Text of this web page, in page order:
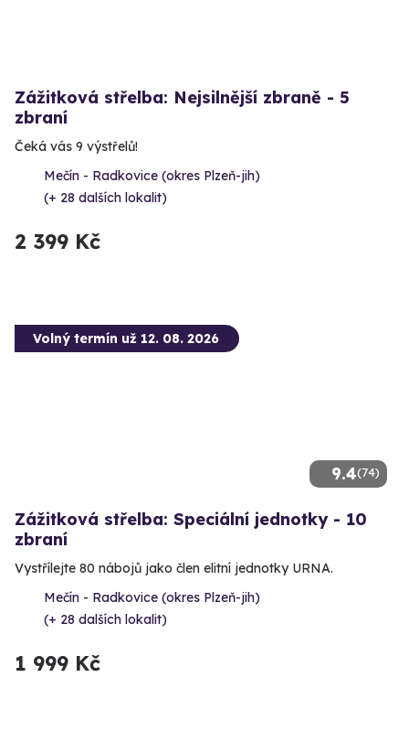
Zážitková střelba: Nejsilnější zbraně - 5
zbraní
Čeká vás 9 výstřelů!
Mečín - Radkovice (okres Plzeň-jih)
(+ 28 dalších lokalit)
2 399 Kč
9.4(74)
Volný termín už 12. 08. 2026
Zážitková střelba: Speciální jednotky - 10
zbraní
Vystřílejte 80 nábojů jako člen elitní jednotky URNA.
Mečín - Radkovice (okres Plzeň-jih)
(+ 28 dalších lokalit)
1 999 Kč